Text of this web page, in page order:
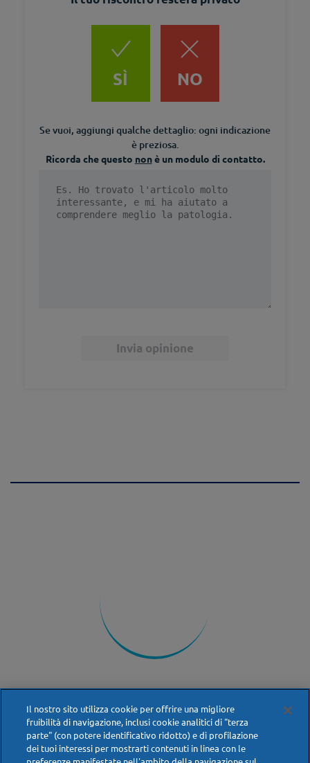
SÌ NO
Se vuoi, aggiungi qualche dettaglio: ogni indicazione
è preziosa.
Ricorda che questo nonè un modulo di contatto.
Il nostro sito utilizza cookie per offrire una migliore
fruibilità di navigazione, inclusi cookie analitici di "terza
parte" (con potere identificativo ridotto) e di profilazione
dei tuoi interessi per mostrarti contenuti in linea con le